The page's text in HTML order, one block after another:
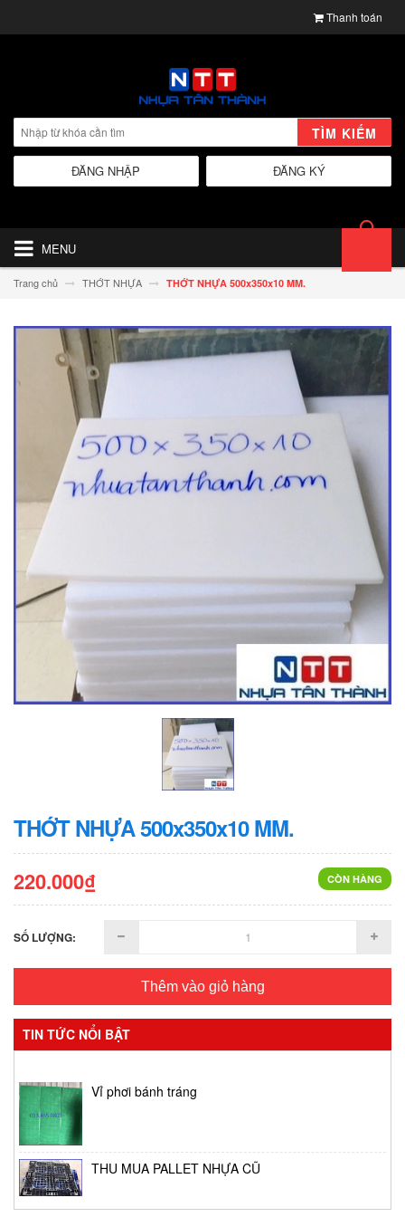
Thanh toán
TÌM KIẾM
ĐĂNG KÝ
ĐĂNG NHẬP
MENU
Trang chủ THỚT NHỰA THỚT NHỰA 500x350x10 MM.
THỚT NHỰA 500x350x10 MM.
CÒN HÀNG
220.000₫
SỐ LƯỢNG:
Thêm vào giỏ hàng
TIN TỨC NỔI BẬT
THU MUA PALLET NHỰA CŨ